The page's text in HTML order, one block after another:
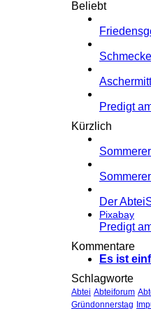
Beliebt
Predigt
Kürzlich
Der
Pixabay
Predigt
Kommentare
Es ist
Schlagworte
Abtei Abteiforum
Gründonnerstag